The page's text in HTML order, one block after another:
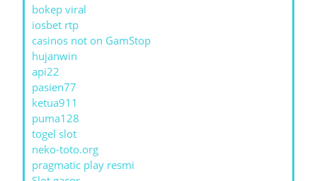
bokep viral
iosbet rtp
casinos not on GamStop
hujanwin
api22
pasien77
ketua911
puma128
togel slot
neko-toto.org
pragmatic play resmi